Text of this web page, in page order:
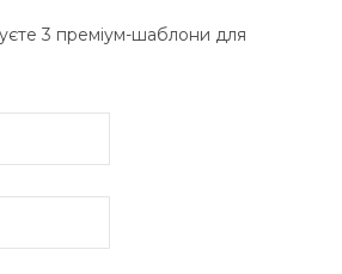
3 преміум-шаблони для